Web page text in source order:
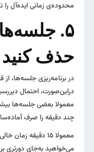
محدوده‌ی زمانی ایده‌آل را
۵.
حذف کنید
در برنامه‌ریزی جلسه‌ها، از
در‌این‌صورت، احتمال
معمولا بعضی جلسه‌ها
چند دقیقه‌ را صرف
معمولا ۱۵ دقیقه